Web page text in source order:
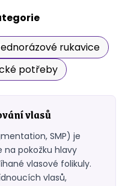
rukavice
potřeby
vlasů
SMP) je
pokožku hlavy
vlasové folikuly.
vlasů,